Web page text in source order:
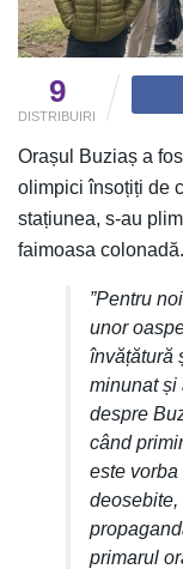
9
DISTRIBUIRI
Orașul Buziaș a
olimpici însoțiți de
stațiunea, s-au
faimoasa colonadă.
”Pentru
unor
învățătură
minunat și
despre
când
este
deosebite,
primarul